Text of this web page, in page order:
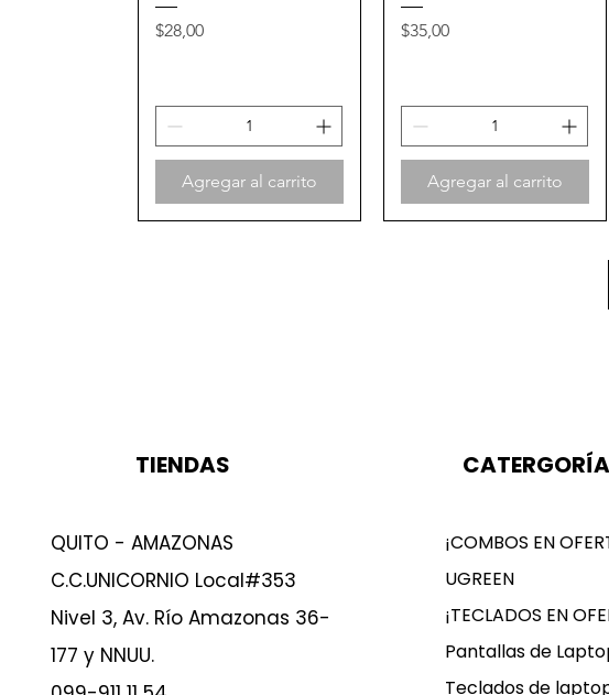
Precio
$28,00
Agregar al carrito
Precio
$35,00
Agregar al carrito
TIENDAS
QUITO - AMAZONAS
C.C.UNICORNIO Local#353
Nivel 3, Av. Río Amazonas 36-
177 y NNUU.
¡COMBOS EN
UGREEN
¡TECLADOS EN
Pantallas de
Teclados de